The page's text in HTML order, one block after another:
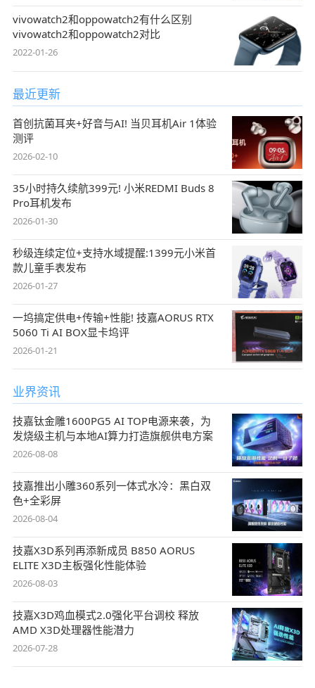
vivowatch2和oppowatch2有什么区别
vivowatch2和oppowatch2对比
2022-01-26
最近更新
首创抗菌耳夹+好音与AI! 当贝耳机Air 1体验
测评
2026-02-10
35小时持久续航399元! 小米REDMI Buds 8
Pro耳机发布
2026-01-30
秒级连续定位+支持水域提醒:1399元小米首
款儿童手表发布
2026-01-27
一坞搞定供电+传输+性能! 技嘉AORUS RTX
5060 Ti AI BOX显卡坞评
2026-01-21
业界资讯
技嘉钛金雕1600PG5 AI TOP电源来袭，为
发烧级主机与本地AI算力打造旗舰供电方案
2026-08-08
技嘉推出小雕360系列一体式水冷：黑白双
色+全彩屏
2026-08-04
技嘉X3D系列再添新成员 B850 AORUS
ELITE X3D主板强化性能体验
2026-08-03
技嘉X3D鸡血模式2.0强化平台调校 释放
AMD X3D处理器性能潜力
2026-07-28